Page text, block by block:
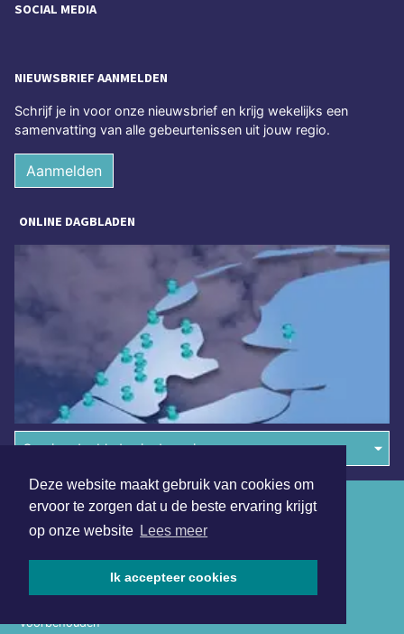
Deze website maakt gebruik van cookies om
ervoor te zorgen dat u de beste ervaring krijgt
op onze website Lees meer
Ik accepteer cookies
SOCIAL MEDIA
NIEUWSBRIEF AANMELDEN
Schrijf je in voor onze nieuwsbrief en krijg wekelijks een
samenvatting van alle gebeurtenissen uit jouw regio.
Aanmelden
ONLINE DAGBLADEN
Overige dagbladen in de regio
voorbehouden
Algemene voorwaarden
Disclaimer